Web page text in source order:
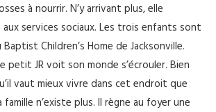
à nourrir. N’y arrivant plus, elle
aux services sociaux. Les trois enfants sont
Children’s Home de Jacksonville.
petit JR voit son monde s’écrouler. Bien
vaut mieux vivre dans cet endroit que
famille n’existe plus. Il règne au foyer une